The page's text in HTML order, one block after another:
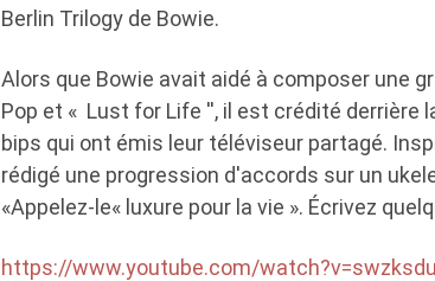
Berlin Trilogy de Bowie.
Alors que Bowie avait aidé à composer une
Pop et « Lust for Life '', il est crédité derrière
bips qui ont émis leur téléviseur partagé.
rédigé une progression d'accords sur un
«Appelez-le« luxure pour la vie ». Écrivez
https://www.youtube.com/